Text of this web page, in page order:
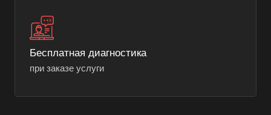
Бесплатная диагностика
при заказе услуги